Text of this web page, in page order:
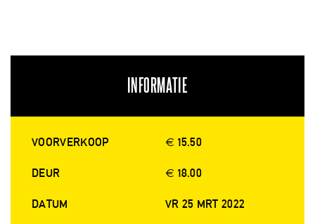
INFORMATIE
VOORVERKOOP € 15.50
DEUR € 18.00
DATUM VR 25 MRT 2022